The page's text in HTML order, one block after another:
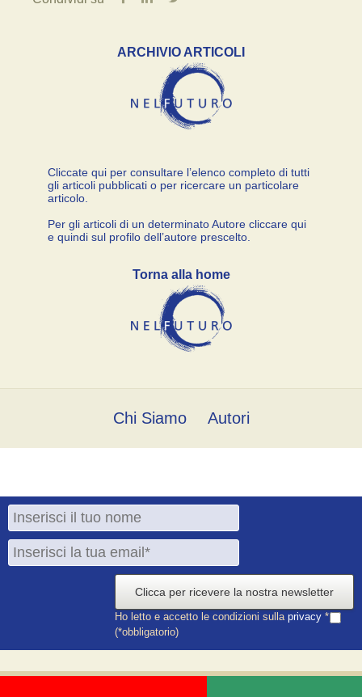
ARCHIVIO ARTICOLI
Cliccate qui per consultare l’elenco completo di tutti
gli articoli pubblicati o per ricercare un particolare
articolo.
Per gli articoli di un determinato Autore cliccare qui
e quindi sul profilo dell’autore prescelto.
Torna alla home
Chi Siamo Autori
Clicca per ricevere la nostra newsletter
Ho letto e accetto le condizioni sulla privacy *
(*obbligatorio)